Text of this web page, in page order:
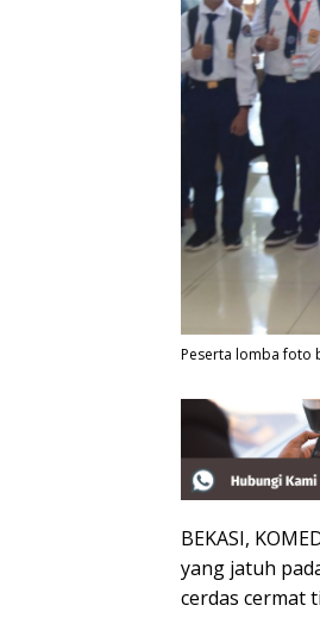
Peserta lomba foto
BEKASI,
yang jatuh
cerdas cermat